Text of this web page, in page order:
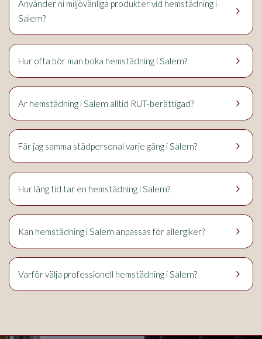
keyboard_arrow_right
Använder ni miljövänliga produkter vid hemstädning i
Salem?
keyboard_arrow_right
Hur ofta bör man boka hemstädning iSalem?
keyboard_arrow_right
Är hemstädning iSalem alltid RUT-berättigad?
keyboard_arrow_right
Får jag samma städpersonal varje gång iSalem?
keyboard_arrow_right
Hur lång tid tar en hemstädning iSalem?
keyboard_arrow_right
Kan hemstädning iSalem anpassas för allergiker?
keyboard_arrow_right
Varför välja professionell hemstädning iSalem?